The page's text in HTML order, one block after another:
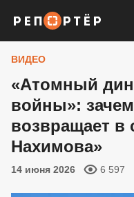
ВИДЕО
«Атомный
войны»:
возвращает в
Нахимова»
14 июня 2026 6 597